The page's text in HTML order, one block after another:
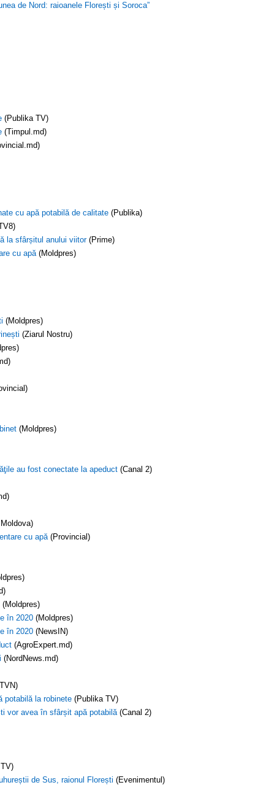
de Nord: raioanele Florești și Soroca”
(Publika TV)
(Timpul.md)
cu apă potabilă de calitate (Publika)
la sfârșitul anului viitor(Prime)
cu apă(Moldpres)
(Moldpres)
(Ziarul Nostru)
(Moldpres)
au fost conectate la apeduct (Canal 2)
cu apă(Provincial)
(Moldpres)
în 2020 (Moldpres)
în 2020 (NewsIN)
(AgroExpert.md)
(NordNews.md)
potabilă la robinete (Publika TV)
vor avea în sfârșit apă potabilă(Canal 2)
de Sus, raionul Florești (Evenimentul)